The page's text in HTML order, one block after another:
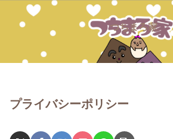
つちまろ家
プライバシーポリシー